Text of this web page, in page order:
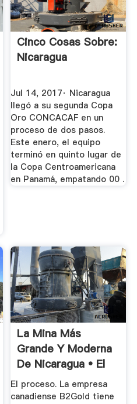
Cinco Cosas Sobre:
Nicaragua
Jul 14, 2017· Nicaragua
llegó a su segunda Copa
Oro CONCACAF en un
proceso de dos pasos.
Este enero, el equipo
terminó en quinto lugar de
la Copa Centroamericana
en Panamá, empatando 00 .
La Mina Más
Grande Y Moderna
De Nicaragua • El
Nuevo Diario
El proceso. La empresa
canadiense B2Gold tiene